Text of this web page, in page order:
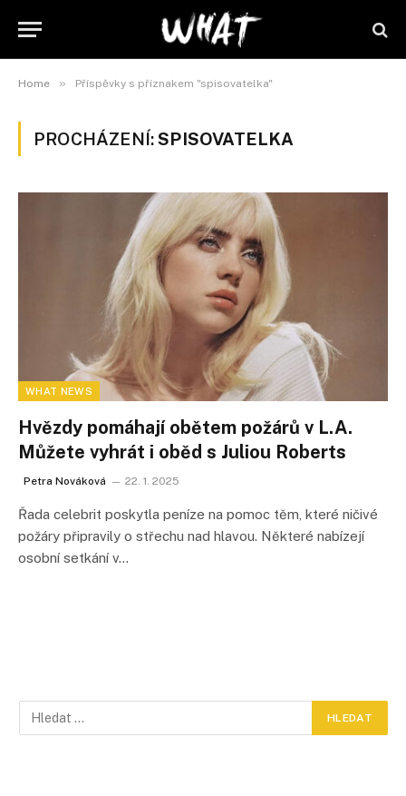
Home » Příspěvky s příznakem "spisovatelka"
PROCHÁZENÍ:SPISOVATELKA
WHAT NEWS
Hvězdy pomáhají obětem požárů v L.A.
Můžete vyhrát i oběd s Juliou Roberts
Petra Nováková 22. 1. 2025
Řada celebrit poskytla peníze na pomoc těm, které ničivé
požáry připravily o střechu nad hlavou. Některé nabízejí
osobní setkání v…